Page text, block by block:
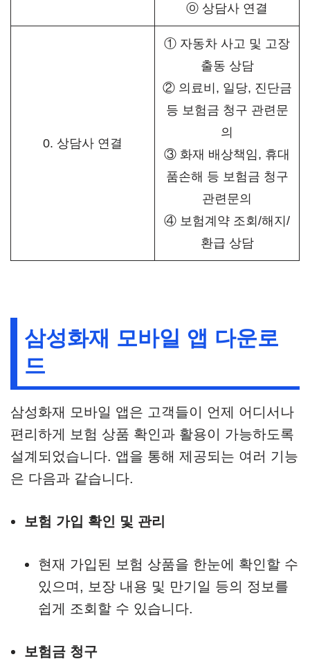
ⓞ 상담사 연결
0. 상담사 연결
① 자동차 사고 및 고장
출동 상담
② 의료비, 일당, 진단금
등 보험금 청구 관련문
의
③ 화재 배상책임, 휴대
품손해 등 보험금 청구
관련문의
④ 보험계약 조회/해지/
환급 상담
삼성화재 모바일 앱 다운로
드
삼성화재 모바일 앱은 고객들이 언제 어디서나
편리하게 보험 상품 확인과 활용이 가능하도록
설계되었습니다. 앱을 통해 제공되는 여러 기능
은 다음과 같습니다.
보험 가입 확인 및 관리
현재 가입된 보험 상품을 한눈에 확인할 수
있으며, 보장 내용 및 만기일 등의 정보를
쉽게 조회할 수 있습니다.
보험금 청구